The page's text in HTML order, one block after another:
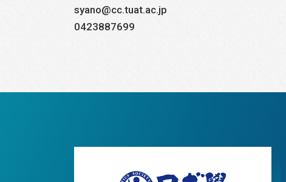
syano@cc.tuat.ac.jp
0423887699